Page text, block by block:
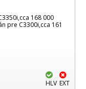
168 000
pre C3300i,cca 161
HLV EXT